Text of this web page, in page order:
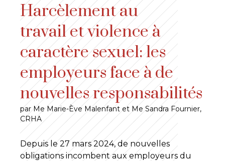
Harcèlement au
travail et violence à
caractère sexuel: les
employeurs face à de
nouvelles responsabilités
par Me Marie-Ève Malenfant et Me Sandra Fournier,
CRHA
Depuis le 27 mars 2024, de nouvelles
obligations incombent aux employeurs du